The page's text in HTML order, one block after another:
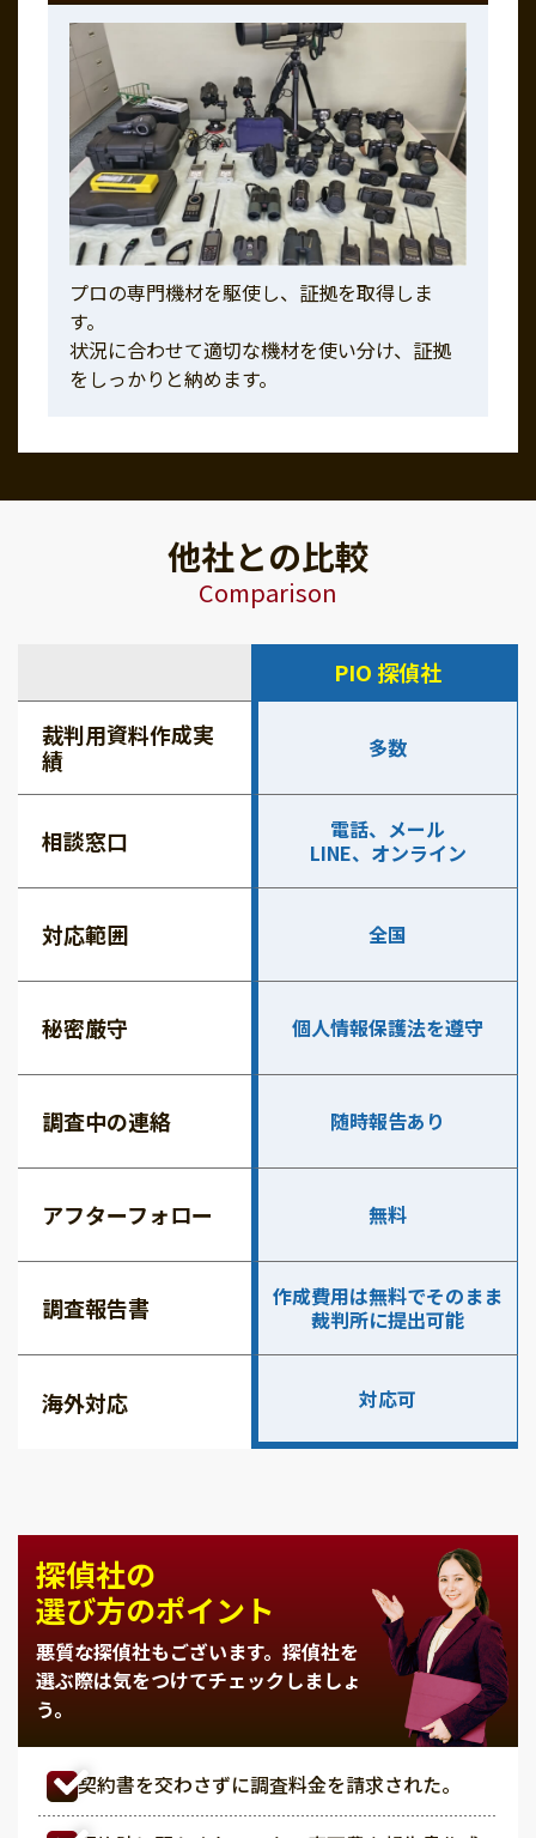
プロの専門機材を駆使し、証拠を取得しま
す。
状況に合わせて適切な機材を使い分け、証拠
をしっかりと納めます。
他社との比較
Comparison
PIO 探偵社
裁判用資料作成実
績
多数
相談窓口
電話、メール
LINE、オンライン
対応範囲 全国
秘密厳守 個人情報保護法を遵守
調査中の連絡 随時報告あり
アフターフォロー 無料
調査報告書
作成費用は無料でそのまま
裁判所に提出可能
海外対応 対応可
探偵社の
選び方のポイント
悪質な探偵社もございます。 探偵社を
選ぶ際は気をつけてチェックしましょ
う。
契約書を交わさずに調査料金を請求された。